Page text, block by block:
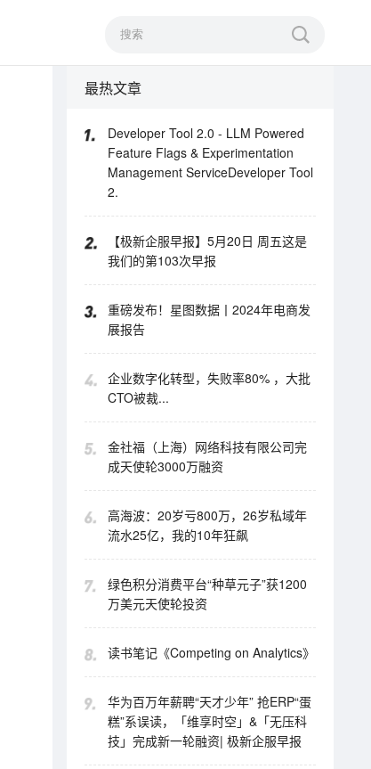
最热文章
Developer Tool 2.0 - LLM Powered
Feature Flags & Experimentation
Management ServiceDeveloper Tool
2.
【极新企服早报】5月20日 周五这是
我们的第103次早报
重磅发布！星图数据丨2024年电商发
展报告
企业数字化转型，失败率80% ，大批
CTO被裁...
金社福（上海）网络科技有限公司完
成天使轮3000万融资
高海波：20岁亏800万，26岁私域年
流水25亿，我的10年狂飙
绿色积分消费平台“种草元子”获1200
万美元天使轮投资
读书笔记《Competing on Analytics》
华为百万年薪聘“天才少年” 抢ERP“蛋
糕”系误读，「维享时空」&「无压科
技」完成新一轮融资| 极新企服早报